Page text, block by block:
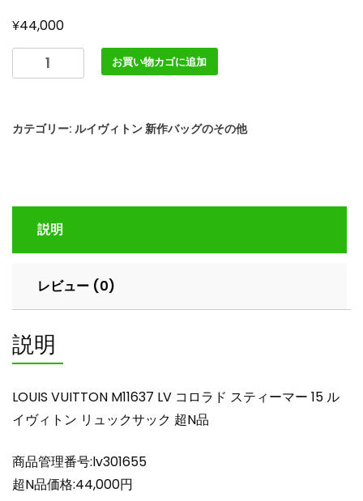
¥44,000
LOUIS
VUITTON
コ
ス
ィ
ー
ル
イ
ィ
ト
リ
ュ
お買い物カゴに追加
カテゴリー: ルイヴィトン 新作バッグのその他
説明
レビュー (0)
説明
LOUIS VUITTON M11637 LV コロラド スティーマー 15 ル
イヴィトン リュックサック 超N品
商品管理番号:lv301655
超N品価格:44,000円